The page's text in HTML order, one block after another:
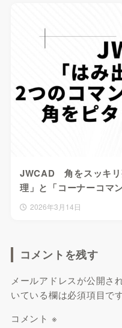
JWCAD 角をスッキリ
理」と「コーナーコマ
2026年3月14日
コメントを残す
メールアドレスが公開さ
いている欄は必須項目で
コメント ※